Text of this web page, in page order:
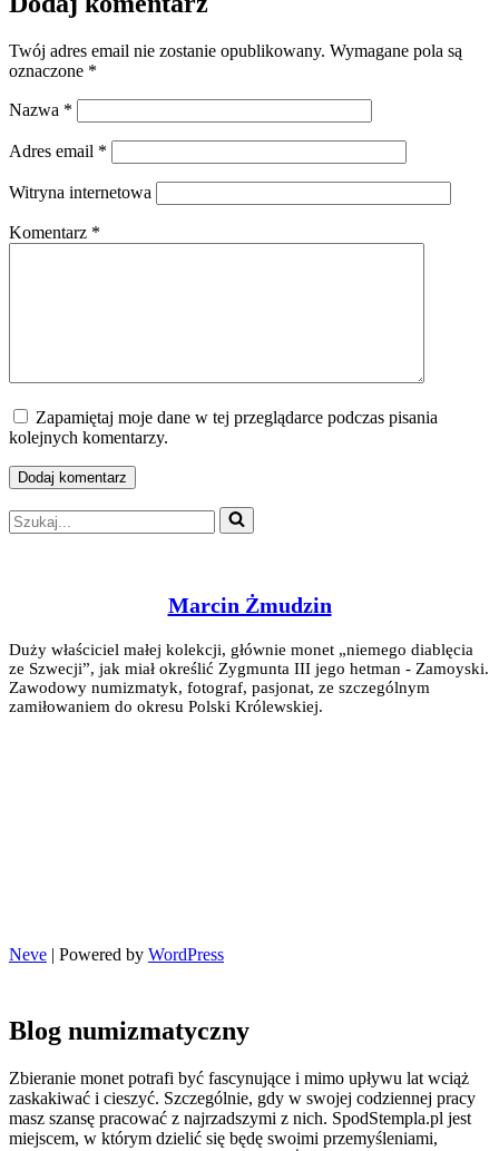
Twój adres email nie zostanie opublikowany. Wymagane pola są
oznaczone *
Nazwa *
Adres email *
Witryna internetowa
Komentarz *
Zapamiętaj moje dane w tej przeglądarce podczas pisania
kolejnych komentarzy.
Szukaj...
Marcin Żmudzin
Duży właściciel małej kolekcji, głównie monet „niemego diablęcia
ze Szwecji”, jak miał określić Zygmunta III jego hetman - Zamoyski.
Zawodowy numizmatyk, fotograf, pasjonat, ze szczególnym
zamiłowaniem do okresu Polski Królewskiej.
Neve | Powered by WordPress
Blog numizmatyczny
Zbieranie monet potrafi być fascynujące i mimo upływu lat wciąż
zaskakiwać i cieszyć. Szczególnie, gdy w swojej codziennej pracy
masz szansę pracować z najrzadszymi z nich. SpodStempla.pl jest
miejscem, w którym dzielić się będę swoimi przemyśleniami,